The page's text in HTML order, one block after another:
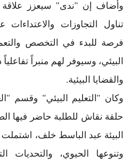
وأضاف إن "ندى" سيعزز علاقة
تناول التجاوزات والاعتداءات
فرصة للبدء في التخصص
البيئي، وسيوفر لهم منبراً تفاعلياً
والقضايا البيئية.
وكان "التعليم البيئي" وقسم
حلقة نقاش للطلبة حاضر فيها
البيئة عبد الباسط خلف،
وتنوعها الحيوي، والتحديات